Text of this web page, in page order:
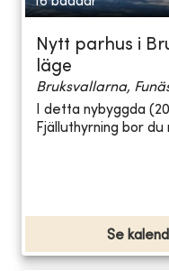
Nytt parhus i
läge
Bruksvallarna,
I detta nybyggda
Fjälluthyrning bor
Se